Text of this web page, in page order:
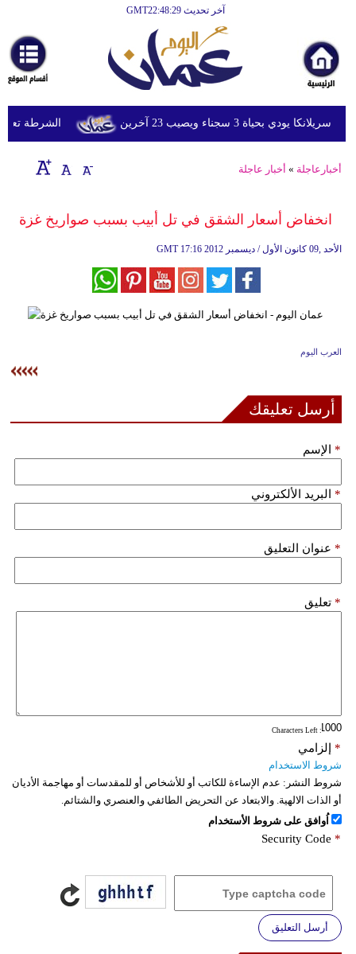
آخر تحديث GMT22:48:29
أخبارعاجلة
رياضة
ثقافة
إقتصاد
وموسيقى
وتغذية
وسفر
تعليم
سيارات
الشرطة تعتقل بحياة 3 سجناء ويصيب 23 آخرين
أخبارعاجلة » أخبار عاجلة
انخفاض أسعار الشقق في تل أبيب بسبب صواريخ غزة
GMT 17:16 2012 الأحد ,09 كانون الأول / ديسمبر
العرب اليوم
أرسل تعليقك
الإسم *
البريد الألكتروني *
عنوان التعليق *
تعليق *
: Characters Left
إلزامي *
شروط الاستخدام
شروط النشر: عدم الإساءة للكاتب أو للأشخاص أو للمقدسات أو مهاجمة الأديان
أو الذات الالهية. والابتعاد عن التحريض الطائفي والعنصري والشتائم.
اُوافق على شروط الأستخدام
Security Code *
أرسل التعليق